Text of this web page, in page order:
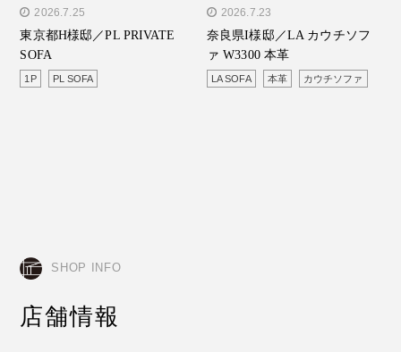
" alt="東京都H様邸／PL
PRIVATE SOFA"/>
2026.7.25
東京都H様邸／PL PRIVATE
SOFA
1P PL SOFA
" alt="奈良県I様邸／LA カ
ウチソファ W3300 本革"/>
2026.7.23
奈良県I様邸／LA カウチソフ
ァ W3300 本革
LA SOFA 本革 カウチソファ
SHOP INFO
店舗情報